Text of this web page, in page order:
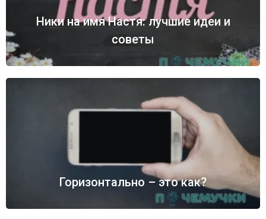
Ники на имя Настя: лучшие идеи и
советы
Горизонтально – это как?